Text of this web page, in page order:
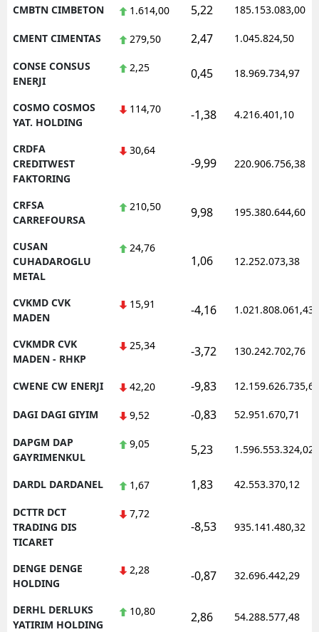
CMBTN CIMBETON 1.614,00 5,22 185.153.083,00
CMENT CIMENTAS 279,50 2,47 1.045.824,50
CONSE CONSUS
ENERJI
2,25 0,45 18.969.734,97
COSMO COSMOS
YAT. HOLDING
114,70 -1,38 4.216.401,10
CRDFA
CREDITWEST
FAKTORING
30,64
-9,99 220.906.756,38
CRFSA
CARREFOURSA
210,50 9,98 195.380.644,60
CUSAN
CUHADAROGLU
METAL
24,76
1,06 12.252.073,38
CVKMD CVK
MADEN
15,91 -4,16 1.021.808.061,43
CVKMDR CVK
MADEN - RHKP
25,34 -3,72 130.242.702,76
CWENE CW ENERJI 42,20 -9,83 12.159.626.735,62
DAGI DAGI GIYIM 9,52 -0,83 52.951.670,71
DAPGM DAP
GAYRIMENKUL
9,05 5,23 1.596.553.324,02
DARDL DARDANEL 1,67 1,83 42.553.370,12
DCTTR DCT
TRADING DIS
TICARET
7,72
-8,53 935.141.480,32
DENGE DENGE
HOLDING
2,28 -0,87 32.696.442,29
DERHL DERLUKS
YATIRIM HOLDING
10,80 2,86 54.288.577,48